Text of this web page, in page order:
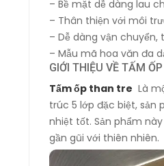
– Bề mặt dễ dàng lau
– Thân thiện với môi
– Dễ dàng vận
– Mẫu mã hoa văn đa
GIỚI THIỆU VỀ TẤM
Tấm ốp than tre Là
trúc 5 lớp đặc biệt,
nhiệt tốt. Sản phẩm
gần gũi với thiên nhiên.